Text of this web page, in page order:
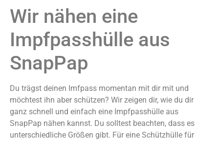
Wir nähen eine
Impfpasshülle aus
SnapPap
Du trägst deinen Imfpass momentan mit dir mit und
möchtest ihn aber schützen? Wir zeigen dir, wie du dir
ganz schnell und einfach eine Impfpasshülle aus
SnapPap nähen kannst. Du solltest beachten, dass es
unterschiedliche Größen gibt. Für eine Schützhülle für